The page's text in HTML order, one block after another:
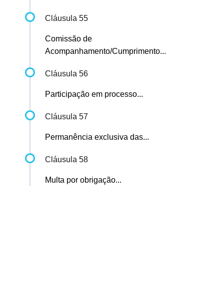
Cláusula 55
Comissão de
Acompanhamento/Cumprimento...
Cláusula 56
Participação em processo...
Cláusula 57
Permanência exclusiva das...
Cláusula 58
Multa por obrigação...